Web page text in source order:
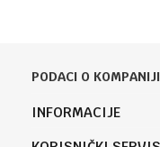
PODACI O KOMPANIJI
Knjižara Kultura
INFORMACIJE
O nama